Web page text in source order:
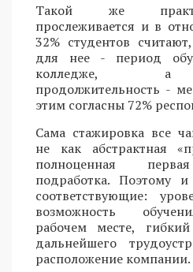
Такой же
прослеживается и в
32% студентов
для нее - период
колледже, а
продолжительность -
этим согласны 72%
Сама стажировка все
не как абстрактная
полноценная
подработка. Поэтому
соответствующие:
возможность
рабочем месте,
дальнейшего
расположение компании.